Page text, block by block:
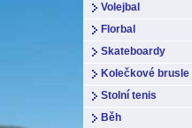
Volejbal
Florbal
Skateboardy
Kolečkové brusle
Stolní tenis
Běh